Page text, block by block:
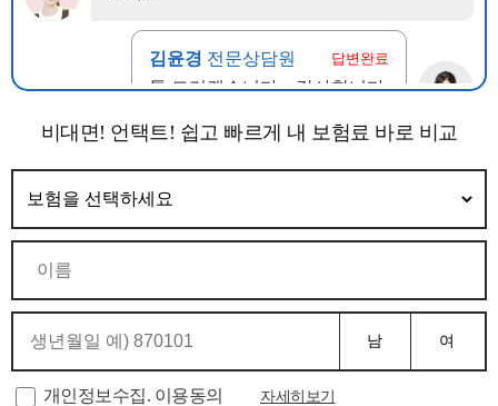
비대면! 언택트! 쉽고 빠르게 내 보험료 바로 비교
남 여
개인정보수집. 이용동의 자세히보기